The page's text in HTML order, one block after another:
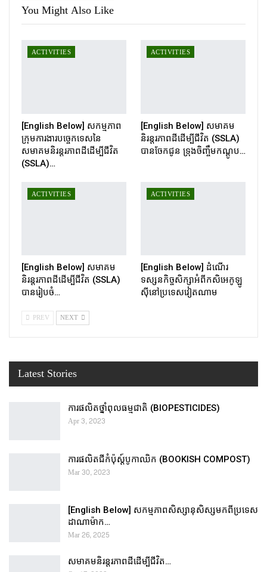
You Might Also Like
ACTIVITIES
[English Below] សកម្មភាព
ក្រុមការងារបច្ចេកទេសនៃ
សមាគមនិរន្តរភាពដីដើម្បីជីវិត
(SSLA)…
ACTIVITIES
[English Below] សមាគម
និរន្តរភាពដីដើម្បីជីវិត (SSLA)
បានចែកជូន ទ្រុងចិញ្ចឹមកណ្ដូប…
ACTIVITIES
[English Below] សមាគម
និរន្តរភាពដីដើម្បីជីវិត (SSLA)
បានរៀបចំ…
ACTIVITIES
[English Below] ដំណើរ
ទស្សនកិច្ចសិក្សាអំពីកសិអេកូឡូ
ស៊ីនៅប្រទេសវៀតណាម
PREV NEXT
Latest Stories
ការផលិតថ្នាំពុលធម្មជាតិ (BIOPESTICIDES)
Apr 3, 2023
ការផលិតជីកំប៉ុស្ដ៍បូកាឈិក (BOOKISH COMPOST)
Mar 30, 2023
[English Below] សកម្មភាពសិស្សានុសិស្សមកពីប្រទេស
ដាណាម៉ាក…
Mar 26, 2025
សមាគមនិរន្តរភាពដីដើម្បីជីវិត…